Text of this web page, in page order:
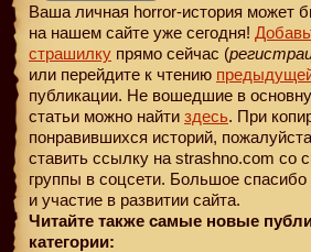
Ваша личная horror-история может
на нашем сайте уже сегодня!
страшилку прямо сейчас (
или перейдите к чтению
публикации. Не вошедшие в
статьи можно найти здесь. При
понравившихся историй,
ставить ссылку на strashno.com со
группы в соцсети. Большое
и участие в развитии сайта.
Читайте также самые новые
категории: